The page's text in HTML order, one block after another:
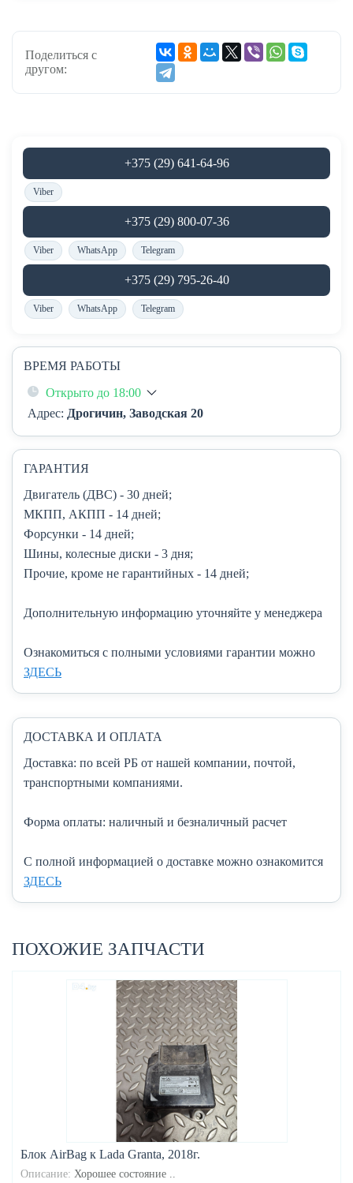
Поделиться с
другом:
+375 (29) 641-64-96
Viber
+375 (29) 800-07-36
Viber WhatsApp Telegram
+375 (29) 795-26-40
Viber WhatsApp Telegram
ВРЕМЯ РАБОТЫ
Открыто до 18:00
Адрес: Дрогичин, Заводская 20
ГАРАНТИЯ
Двигатель (ДВС) - 30 дней;
МКПП, АКПП - 14 дней;
Форсунки - 14 дней;
Шины, колесные диски - 3 дня;
Прочие, кроме не гарантийных - 14 дней;
Дополнительную информацию уточняйте у менеджера
Ознакомиться с полными условиями гарантии можно
ЗДЕСЬ
ДОСТАВКА И ОПЛАТА
Доставка: по всей РБ от нашей компании, почтой,
транспортными компаниями.
Форма оплаты: наличный и безналичный расчет
C полной информацией о доставке можно ознакомится
ЗДЕСЬ
ПОХОЖИЕ ЗАПЧАСТИ
Блок AirBag к Lada Granta, 2018г.
Описание: Хорошее состояние ..